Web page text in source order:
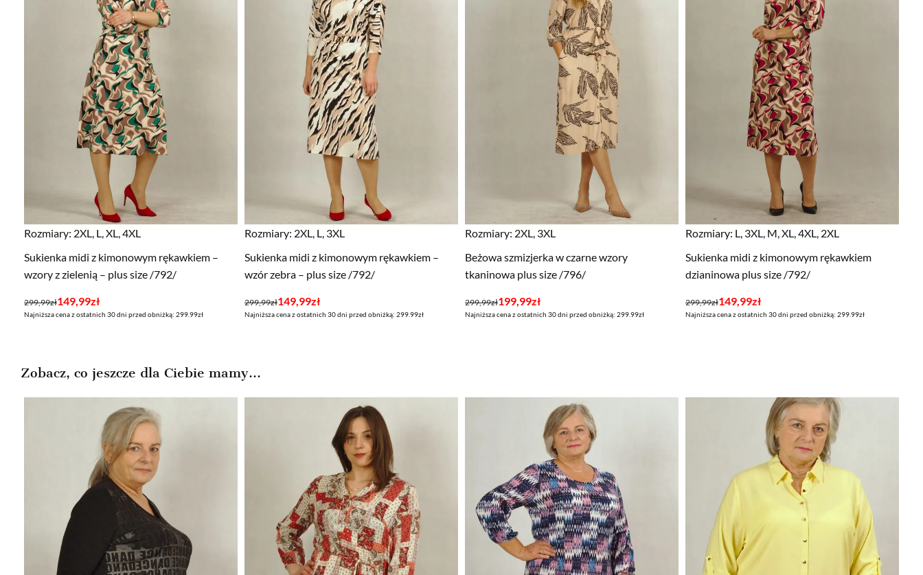
Rozmiary: 2XL, L, XL, 4XL
Sukienka midi z kimonowym rękawkiem –
wzory z zielenią – plus size /792/
299,99zł
Pierwotna
cena
149,99zł
Aktualna
cena
Najniższa cena z ostatnich 30 dni przed obniżką: 299.99zł
Rozmiary: 2XL, L, 3XL
Sukienka midi z kimonowym rękawkiem –
wzór zebra – plus size /792/
299,99zł
Pierwotna
cena
149,99zł
Aktualna
cena
Najniższa cena z ostatnich 30 dni przed obniżką: 299.99zł
Rozmiary: 2XL, 3XL
Beżowa szmizjerka w czarne wzory
tkaninowa plus size /796/
299,99zł
Pierwotna
cena
199,99zł
Aktualna
cena
Najniższa cena z ostatnich 30 dni przed obniżką: 299.99zł
Rozmiary: L, 3XL, M, XL, 4XL, 2XL
Sukienka midi z kimonowym rękawkiem
dzianinowa plus size /792/
299,99zł
Pierwotna
cena
149,99zł
Aktualna
cena
Najniższa cena z ostatnich 30 dni przed obniżką: 299.99zł
Zobacz, co jeszcze dla Ciebie mamy...